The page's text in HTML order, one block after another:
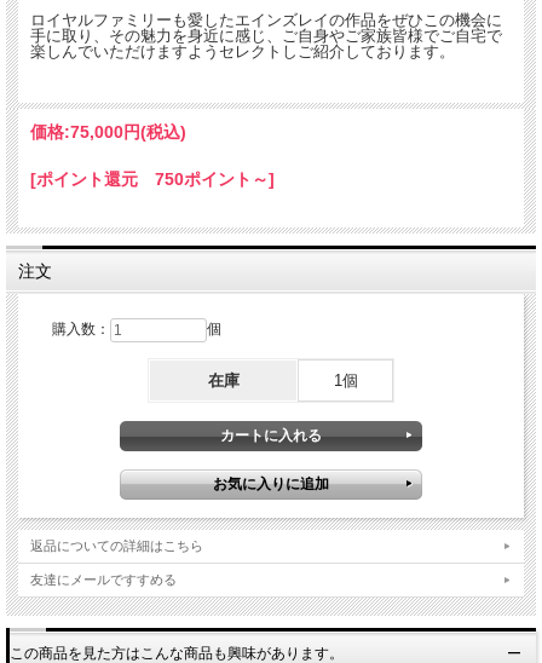
ロイヤルファミリーも愛したエインズレイの作品をぜひこの機会に
手に取り、その魅力を身近に感じ、ご自身やご家族皆様でご自宅で
楽しんでいただけますようセレクトしご紹介しております。
価格:75,000円(税込)
[ポイント還元 750ポイント～]
注文
購入数： 個
在庫 1個
返品についての詳細はこちら
友達にメールですすめる
この商品を見た方はこんな商品も興味があります。